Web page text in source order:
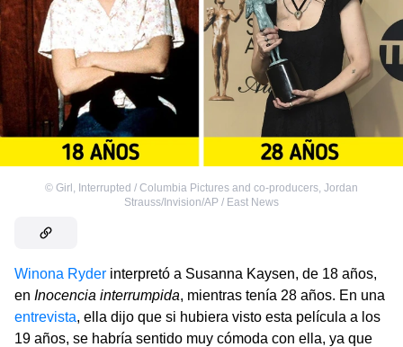
© Girl, Interrupted / Columbia Pictures and co-producers Jordan
Strauss/Invision/AP / East News
Winona Ryder interpretó a Susanna Kaysen, de 18 años,
en Inocencia interrumpida, mientras tenía 28 años. En una
entrevista, ella dijo que si hubiera visto esta película a los
19 años, se habría sentido muy cómoda con ella, ya que